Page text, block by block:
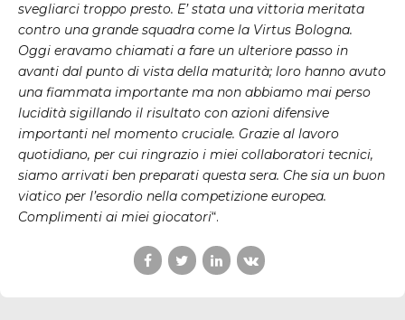
svegliarci troppo presto. E’ stata una vittoria meritata
contro una grande squadra come la Virtus Bologna.
Oggi eravamo chiamati a fare un ulteriore passo in
avanti dal punto di vista della maturità; loro hanno avuto
una fiammata importante ma non abbiamo mai perso
lucidità sigillando il risultato con azioni difensive
importanti nel momento cruciale. Grazie al lavoro
quotidiano, per cui ringrazio i miei collaboratori tecnici,
siamo arrivati ben preparati questa sera. Che sia un buon
viatico per l’esordio nella competizione europea.
Complimenti ai miei giocatori“.